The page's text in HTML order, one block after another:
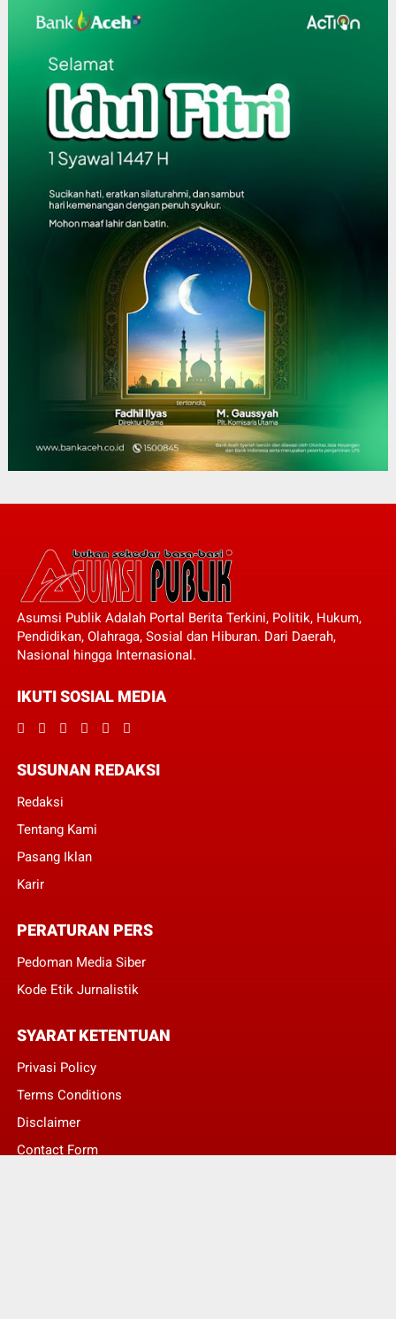
Asumsi Publik Adalah Portal Berita Terkini, Politik, Hukum,
Pendidikan, Olahraga, Sosial dan Hiburan. Dari Daerah,
Nasional hingga Internasional.
IKUTI SOSIAL MEDIA
SUSUNAN REDAKSI
Redaksi
Tentang Kami
Pasang Iklan
Karir
PERATURAN PERS
Pedoman Media Siber
Kode Etik Jurnalistik
SYARAT KETENTUAN
Privasi Policy
Terms Conditions
Disclaimer
Contact Form